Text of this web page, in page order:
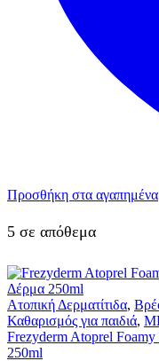
Προσθήκη στα αγαπημένα
5 σε απόθεμα
Ατοπική Δερματίτιδα,
Καθαρισμός για παιδιά,
Frezyderm Atoprel Foamy
250ml